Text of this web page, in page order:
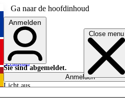
Ga naar de hoofdinhoud
Close menu
English
Français
Anmelden
Sie sind abgemeldet.
Anmelden
Licht aus